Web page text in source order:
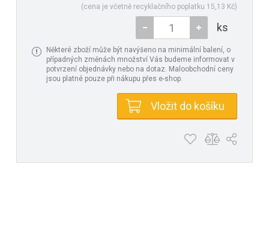
(cena je včetně recyklačního poplatku 15,13 Kč)
ks
Některé zboží může být navýšeno na minimální balení, o
případných změnách množství Vás budeme informovat v
potvrzení objednávky nebo na dotaz. Maloobchodní ceny
jsou platné pouze při nákupu přes e-shop.
Vložit do košíku